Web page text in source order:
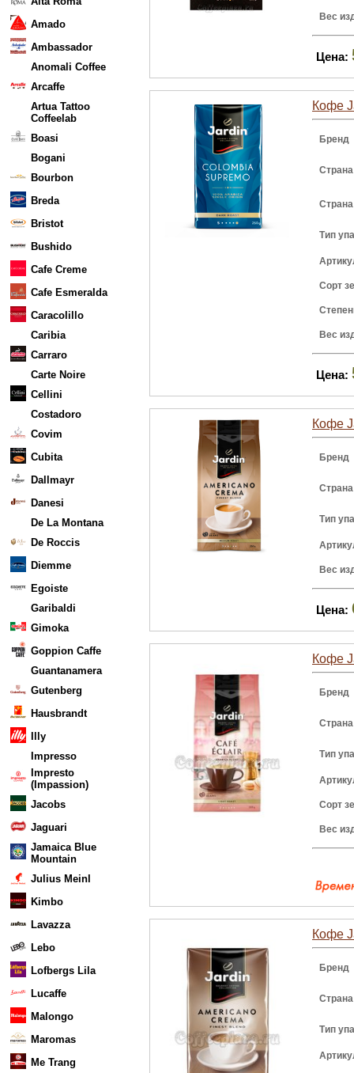
Amado
Ambassador
Anomali Coffee
Arcaffe
Artua Tattoo
Coffeelab
Boasi
Bogani
Bourbon
Breda
Bristot
Bushido
Cafe Creme
Cafe Esmeralda
Caracolillo
Caribia
Carraro
Carte Noire
Cellini
Costadoro
Covim
Cubita
Dallmayr
Danesi
De La Montana
De Roccis
Diemme
Egoiste
Garibaldi
Gimoka
Goppion Caffe
Guantanamera
Gutenberg
Hausbrandt
Illy
Impresso
Impresto
(Impassion)
Jacobs
Jaguari
Jamaica Blue
Mountain
Julius Meinl
Kimbo
Lavazza
Lebo
Lofbergs Lila
Lucaffe
Malongo
Maromas
Me Trang
Вес
Цена:
Кофе
Бренд
Тип
Сорт
Вес
Цена:
Кофе
Бренд
Тип
Вес
Цена:
Кофе
Бренд
Тип
Сорт
Вес
Кофе
Бренд
Тип